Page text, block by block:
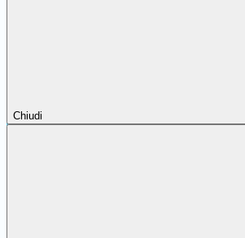
Chiudi